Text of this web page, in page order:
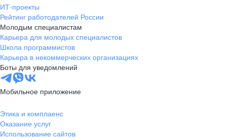
ИТ-проекты
Рейтинг работодателей России
Молодым специалистам
Карьера для молодых специалистов
Школа программистов
Карьера в некоммерческих организациях
Боты для уведомлений
Мобильное приложение
Этика и комплаенс
Оказание услуг
Использование сайтов